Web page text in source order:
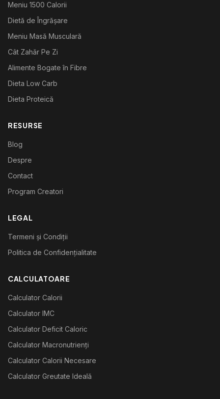
Meniu 1500 Calorii
Dietă de Îngrășare
Meniu Masă Musculară
Cât Zahăr Pe Zi
Alimente Bogate în Fibre
Dieta Low Carb
Dieta Proteică
RESURSE
Blog
Despre
Contact
Program Creatori
LEGAL
Termeni și Condiții
Politica de Confidențialitate
CALCULATOARE
Calculator Calorii
Calculator IMC
Calculator Deficit Caloric
Calculator Macronutrienți
Calculator Calorii Necesare
Calculator Greutate Ideală